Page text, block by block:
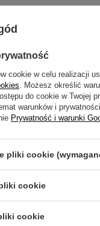
produkty
cookie w celu realizacji
. Możesz określić
do cookie w Twojej
warunków i
Prywatność i warunki
pliki cookie
cookie
cookie